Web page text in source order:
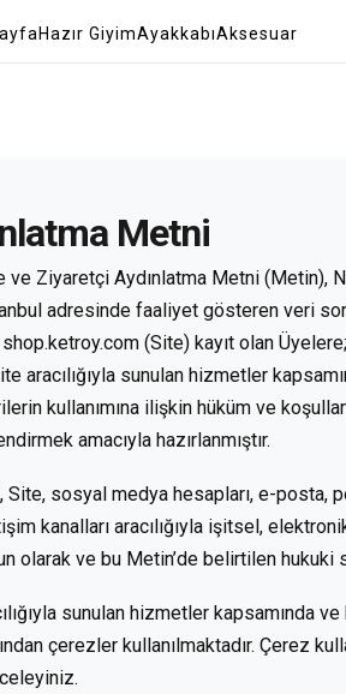
Hazır GiyimAyakkabıAksesuar
Metni
Ziyaretçi Aydınlatma Metni (Metin),
adresinde faaliyet gösteren veri
(Site) kayıt olan
aracılığıyla sunulan hizmetler
kullanımına ilişkin hüküm ve
amacıyla hazırlanmıştır.
sosyal medya hesapları, e-posta,
kanalları aracılığıyla işitsel,
olarak ve bu Metin’de belirtilen
sunulan hizmetler kapsamında
çerezler kullanılmaktadır. Çerez